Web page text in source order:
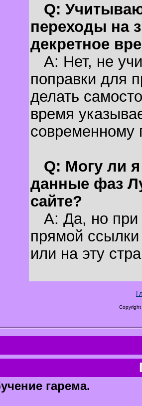
Q:
переходы на
декретное
A: Нет, не
поправки для
делать
время
современному
Q: Могу ли
данные фаз
сайте?
A: Да, но при
прямой
или на эту
гарема.